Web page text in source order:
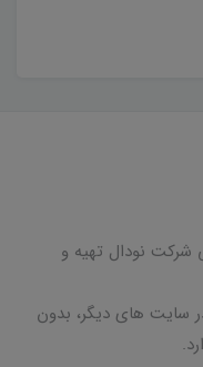
شرکت نودال تهیه و
سایت های دیگر، بدون